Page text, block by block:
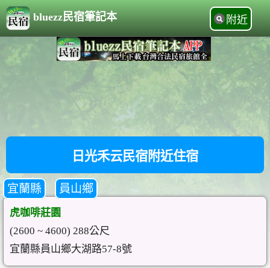
bluezz民宿筆記本 附近
日光禾云民宿附近住宿
宜蘭縣 員山鄉
虎咖啡莊園
(2600 ~ 4600) 288公尺
宜蘭縣員山鄉大湖路57-8號